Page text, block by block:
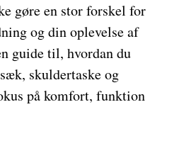
gøre en stor forskel for
og din oplevelse af
guide til, hvordan du
skuldertaske og
på komfort, funktion